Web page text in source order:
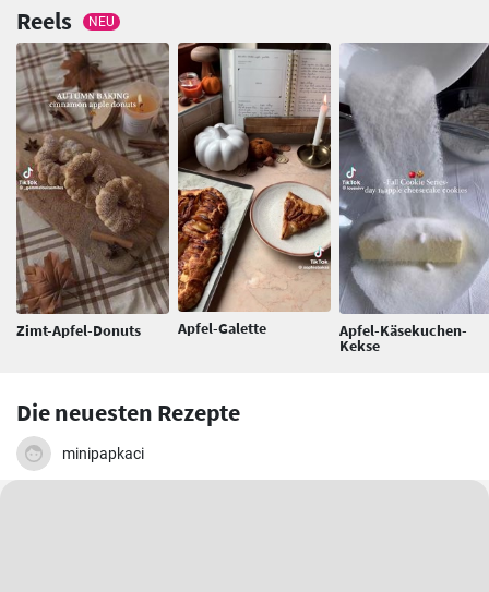
Reels NEU
Zimt-Apfel-Donuts Apfel-Galette Apfel-Käsekuchen-
Kekse
Die neuesten Rezepte
minipapkaci